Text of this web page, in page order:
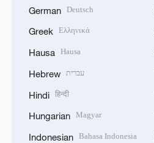
German Deutsch
Greek Ελληνικά
Hausa Hausa
Hebrew עברית
Hindi हिन्दी
Hungarian Magyar
Indonesian Bahasa Indonesia